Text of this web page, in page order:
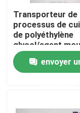
Maison
Transporteur de
processus de
de polyéthylène
glycol/agent
envoyer